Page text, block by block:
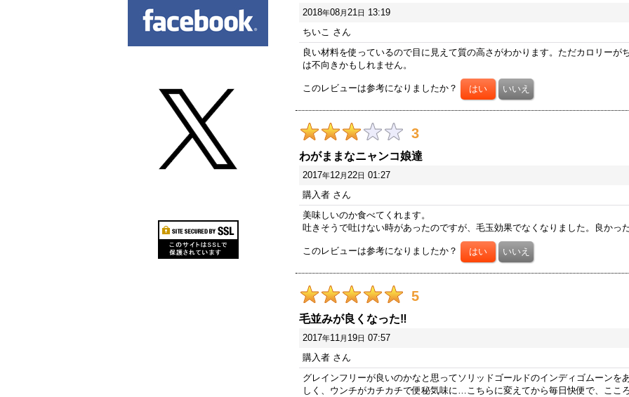
2018年08月21日 13:19
ちいこ さん
良い材料を使っているので目に見えて質の高さがわかります。ただカロリーが
は不向きかもしれません。
このレビューは参考になりましたか？
3
わがままなニャンコ娘達
2017年12月22日 01:27
購入者 さん
美味しいのか食べてくれます。
吐きそうで吐けない時があったのですが、毛玉効果でなくなりました。良かっ
このレビューは参考になりましたか？
5
毛並みが良くなった‼️
2017年11月 19日 07:57
購入者 さん
グレインフリーが良いのかなと思ってソリッドゴールドのインディゴムーンを
しく、ウンチがカチカチで便秘気味に…こちらに変えてから毎日快便で、ここ